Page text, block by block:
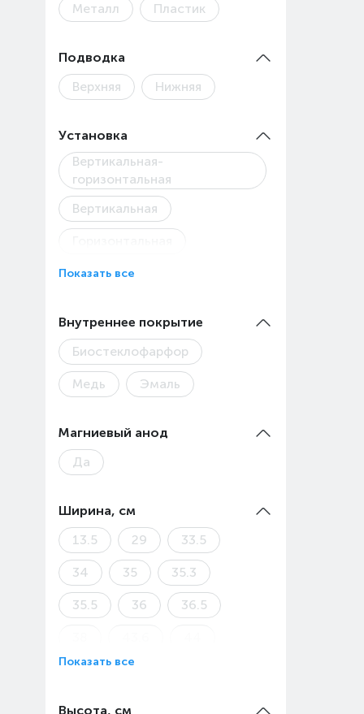
Металл
Пластик
Подводка
Верхняя
Нижняя
Установка
Вертикальная-
горизонтальная
Вертикальная
Показать все
Внутреннее покрытие
Биостеклофарфор
Медь Эмаль
Магниевый анод
Да
Ширина, см
13.5
29 33.5
34 35 35.3
35.5 36 36.5
44.5
Показать все
Высота, см